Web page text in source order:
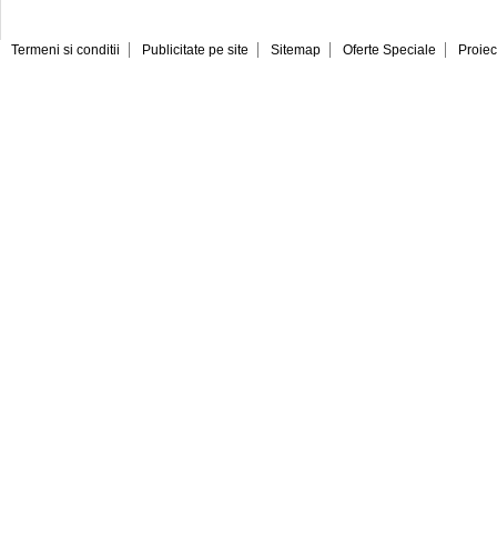
Termeni si conditii Publicitate pe site Sitemap Oferte Speciale